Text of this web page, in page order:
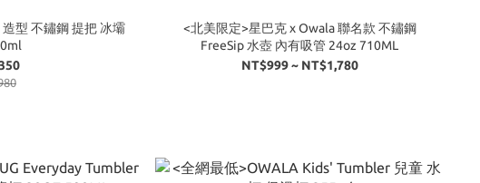
型 不鏽鋼 提把 冰壩
<北美限定>星巴克 x Owala 聯名款 不鏽鋼
FreeSip 水壺 內有吸管 24oz 710ML
NT$999 ~ NT$1,780